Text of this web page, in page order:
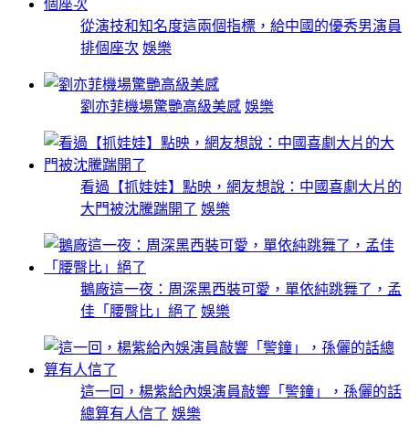
從演技和知名度這兩個指標，給中國的優秀男演員
排個座次 娛樂
劉亦菲機場驚艷高級美感 娛樂
看過【抓娃娃】點映，網友想說：中國喜劇大片的
大門被沈騰踹開了 娛樂
鵝廠這一夜：周深黑西裝可愛，單依純跳舞了，孟
佳「腰臀比」絕了 娛樂
這一回，楊紫給內娛演員敲響「警鐘」，孫儷的話
總算有人信了 娛樂